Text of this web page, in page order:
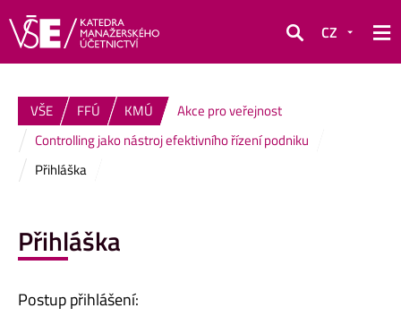
Hledat
CZ
VŠE FFÚ KMÚ
Akce pro veřejnost
Controlling jako nástroj efektivního řízení podniku
Přihláška
Přihláška
Postup přihlášení: